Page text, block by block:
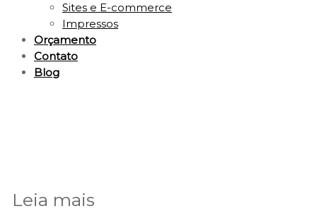
Sites e E-commerce
Impressos
Orçamento
Contato
Blog
Leia mais